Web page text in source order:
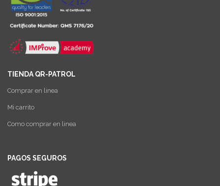
TIENDA QR-PATROL
Comprar en linea
Mi carrito
Como comprar en linea
PAGOS SEGUROS